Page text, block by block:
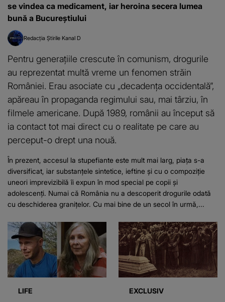
se vindea ca medicament, iar heroina secera lumea
bună a Bucureștiului
Redacția Știrile Kanal D
Pentru generațiile crescute în comunism, drogurile
au reprezentat multă vreme un fenomen străin
României. Erau asociate cu „decadența occidentală”,
apăreau în propaganda regimului sau, mai târziu, în
filmele americane. După 1989, românii au început să
ia contact tot mai direct cu o realitate pe care au
perceput-o drept una nouă.
În prezent, accesul la stupefiante este mult mai larg, piața s-a
diversificat, iar substanțele sintetice, ieftine și cu o compoziție
uneori imprevizibilă îi expun în mod special pe copii și
adolescenți. Numai că România nu a descoperit drogurile odată
cu deschiderea granițelor. Cu mai bine de un secol în urmă,...
LIFE EXCLUSIV